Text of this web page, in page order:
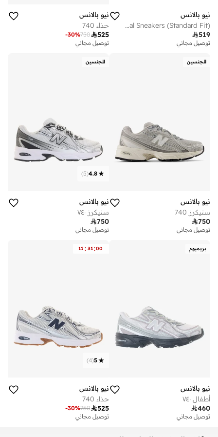
نيو بالانس
Kids 740 Bungee Lace casual Sneakers (Standard Fit)
519
توصيل مجاني
نيو بالانس
حذاء 740
525
750
-30%
توصيل مجاني
للجنسين
نيو بالانس
سنيكرز 740
750
توصيل مجاني
للجنسين
4.8
(
5
)
نيو بالانس
سنيكرز ٧٤٠
750
توصيل مجاني
بريميوم
نيو بالانس
أطفال ٧٤٠
460
توصيل مجاني
11 : 31:00
5
(
4
)
نيو بالانس
حذاء 740
525
750
-30%
توصيل مجاني